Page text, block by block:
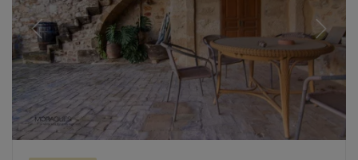
Previous Next